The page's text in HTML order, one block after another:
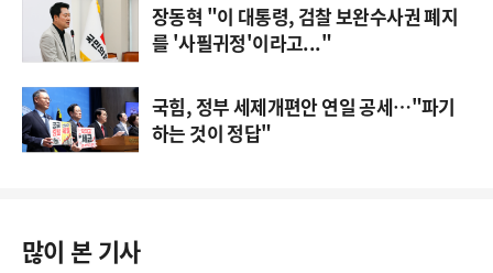
장동혁 "이 대통령, 검찰 보완수사권 폐지
를 '사필귀정'이라고..."
국힘, 정부 세제개편안 연일 공세…"파기
하는 것이 정답"
많이 본 기사